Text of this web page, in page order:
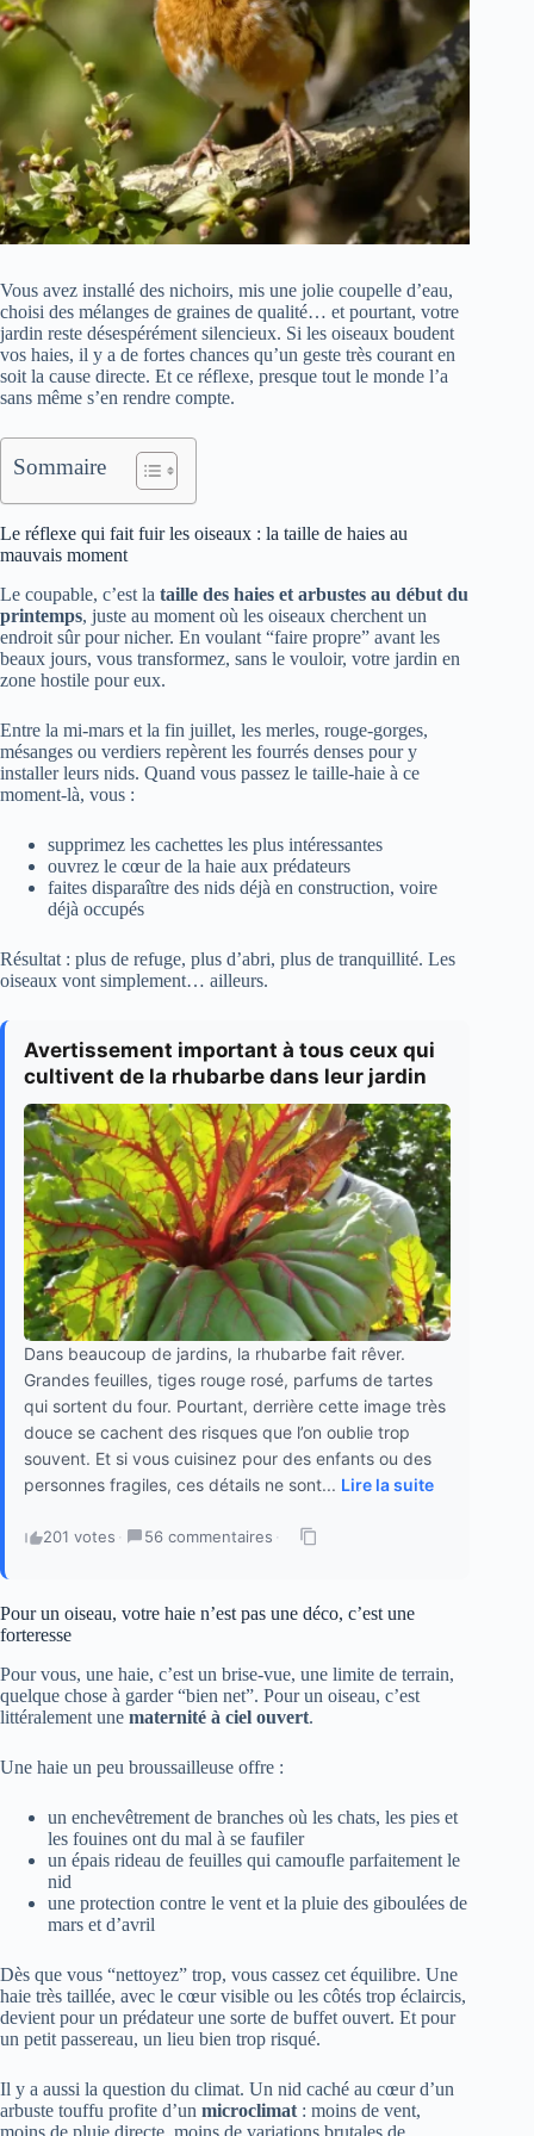
Vous avez installé des nichoirs, mis une jolie coupelle d’eau,
choisi des mélanges de graines de qualité… et pourtant, votre
jardin reste désespérément silencieux. Si les oiseaux boudent
vos haies, il y a de fortes chances qu’un geste très courant en
soit la cause directe. Et ce réflexe, presque tout le monde l’a
sans même s’en rendre compte.
Sommaire
Le réflexe qui fait fuir les oiseaux : la taille de haies au
mauvais moment
Le coupable, c’est la taille des haies et arbustes au début du
printemps, juste au moment où les oiseaux cherchent un
endroit sûr pour nicher. En voulant “faire propre” avant les
beaux jours, vous transformez, sans le vouloir, votre jardin en
zone hostile pour eux.
Entre la mi-mars et la fin juillet, les merles, rouge-gorges,
mésanges ou verdiers repèrent les fourrés denses pour y
installer leurs nids. Quand vous passez le taille-haie à ce
moment-là, vous :
supprimez les cachettes les plus intéressantes
ouvrez le cœur de la haie aux prédateurs
faites disparaître des nids déjà en construction, voire
déjà occupés
Résultat : plus de refuge, plus d’abri, plus de tranquillité. Les
oiseaux vont simplement… ailleurs.
Avertissement important à tous ceux qui
cultivent de la rhubarbe dans leur jardin
Dans beaucoup de jardins, la rhubarbe fait rêver.
Grandes feuilles, tiges rouge rosé, parfums de tartes
qui sortent du four. Pourtant, derrière cette image très
douce se cachent des risques que l’on oublie trop
souvent. Et si vous cuisinez pour des enfants ou des
personnes fragiles, ces détails ne sont... Lire la suite
201 votes · 56 commentaires ·
Pour un oiseau, votre haie n’est pas une déco, c’est une
forteresse
Pour vous, une haie, c’est un brise-vue, une limite de terrain,
quelque chose à garder “bien net”. Pour un oiseau, c’est
littéralement une maternité à ciel ouvert.
Une haie un peu broussailleuse offre :
un enchevêtrement de branches où les chats, les pies et
les fouines ont du mal à se faufiler
un épais rideau de feuilles qui camoufle parfaitement le
nid
une protection contre le vent et la pluie des giboulées de
mars et d’avril
Dès que vous “nettoyez” trop, vous cassez cet équilibre. Une
haie très taillée, avec le cœur visible ou les côtés trop éclaircis,
devient pour un prédateur une sorte de buffet ouvert. Et pour
un petit passereau, un lieu bien trop risqué.
Il y a aussi la question du climat. Un nid caché au cœur d’un
arbuste touffu profite d’un microclimat : moins de vent,